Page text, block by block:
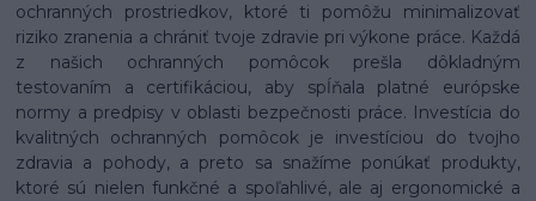
ochranných prostriedkov, ktoré ti pomôžu minimalizovať
riziko zranenia a chrániť tvoje zdravie pri výkone práce. Každá
z našich ochranných pomôcok prešla dôkladným
testovaním a certifikáciou, aby spĺňala platné európske
normy a predpisy v oblasti bezpečnosti práce. Investícia do
kvalitných ochranných pomôcok je investíciou do tvojho
zdravia a pohody, a preto sa snažíme ponúkať produkty,
ktoré sú nielen funkčné a spoľahlivé, ale aj ergonomické a